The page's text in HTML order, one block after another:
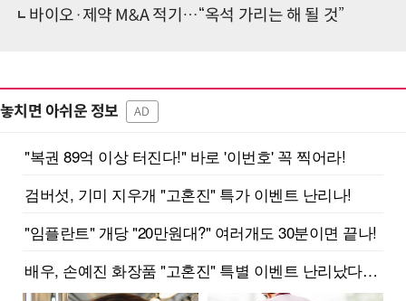
바이오·제약 M&A 적기…“옥석 가리는 해 될 것”
놓치면 아쉬운 정보 AD